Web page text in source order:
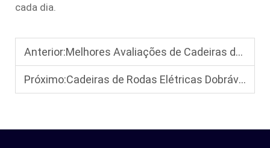
cada dia.
Anterior:Melhores Avaliações de Cadeiras de Rodas Elétricas Portáteis: Leves e Dobráveis, Perfeitas para Viagens
Próximo:Cadeiras de Rodas Elétricas Dobráveis: Uma Solução de Mobilidade que Economiza Espaço para Uso Doméstico e Viagens